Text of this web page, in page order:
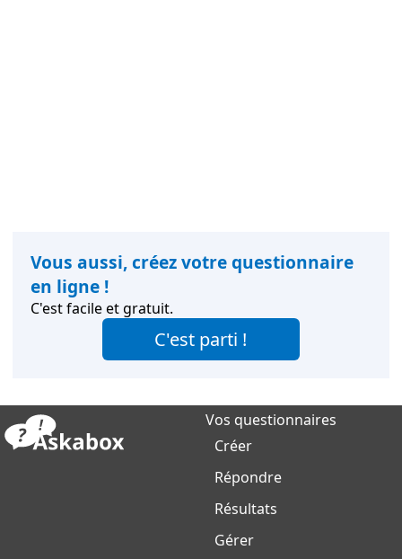
Vous aussi, créez votre questionnaire
en ligne !
C'est facile et gratuit.
C'est parti !
Vos questionnaires
Créer
Répondre
Résultats
Gérer